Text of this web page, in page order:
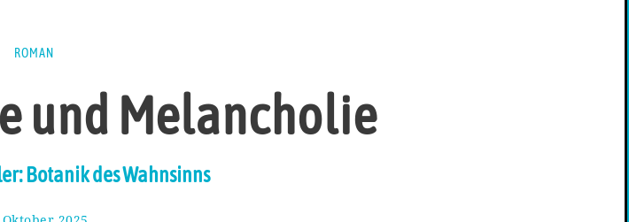
ROMAN
und Melancholie
Botanik des Wahnsinns